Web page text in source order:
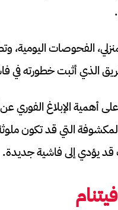
الفحوصات اليومية،
الذي أثبت خطورته في
أهمية الإبلاغ
المكشوفة التي قد تكون
يؤدي إلى فاشية جديدة.